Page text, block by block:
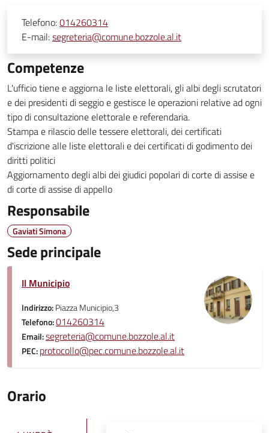
Telefono:014260314
E-mail:segreteria@comune.bozzole.al.it
Competenze
L'ufficio tiene e aggiorna le liste elettorali, gli albi degli scrutatori
e dei presidenti di seggio e gestisce le operazioni relative ad ogni
tipo di consultazione elettorale e referendaria.
Stampa e rilascio delle tessere elettorali, dei certificati
d'iscrizione alle liste elettorali e dei certificati di godimento dei
diritti politici
Aggiornamento degli albi dei giudici popolari di corte di assise e
di corte di assise di appello
Responsabile
Gaviati Simona
Sede principale
Il Municipio
Indirizzo:Piazza Municipio,3
Telefono:014260314
Email:segreteria@comune.bozzole.al.it
PEC:protocollo@pec.comune.bozzole.al.it
Orario